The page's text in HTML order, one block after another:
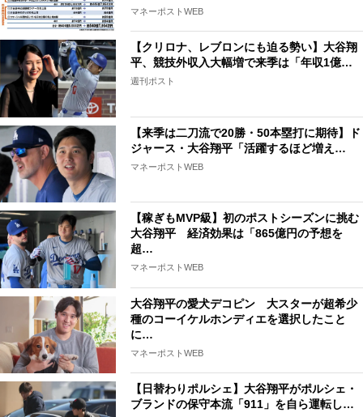
マネーポストWEB
【クリロナ、レブロンにも迫る勢い】大谷翔
平、競技外収入大幅増で来季は「年収1億…
週刊ポスト
【来季は二刀流で20勝・50本塁打に期待】ド
ジャース・大谷翔平「活躍するほど増え…
マネーポストWEB
【稼ぎもMVP級】初のポストシーズンに挑む
大谷翔平 経済効果は「865億円の予想を
超…
マネーポストWEB
大谷翔平の愛犬デコピン 大スターが超希少
種のコーイケルホンディエを選択したこと
に…
マネーポストWEB
【日替わりポルシェ】大谷翔平がポルシェ・
ブランドの保守本流「911」を自ら運転し…